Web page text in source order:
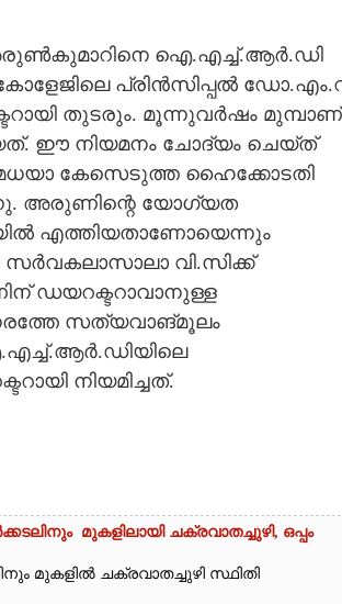
ഐ.എച്ച്.ആർ.ഡി
പ്രിൻസിപ്പൽ
തുടരും. മൂന്നുവർഷം മുമ്പാണ്
ഈ നിയമനം ചോദ്യം ചെയ്ത്
കേസെടുത്ത ഹൈക്കോടതി
അരുണിന്റെ യോഗ്യത
എത്തിയതാണോയെന്നും
സർവകലാസാലാ വി.സിക്ക്
ഡയറക്ടറാവാനുള്ള
സത്യവാങ്മൂലം
നിയമിച്ചത്.
മുകളിലായി ചക്രവാതച്ചുഴി, ഒപ്പം
മുകളിൽ ചക്രവാതച്ചുഴി സ്ഥിതി